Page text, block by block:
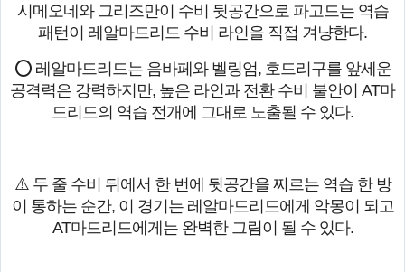
시메오네와 그리즈만이 수비 뒷공간으로 파고드는 역습
패턴이 레알마드리드 수비 라인을 직접 겨냥한다.
⭕ 레알마드리드는 음바페와 벨링엄, 호드리구를 앞세운
공격력은 강력하지만, 높은 라인과 전환 수비 불안이 AT마
드리드의 역습 전개에 그대로 노출될 수 있다.
⚠️ 두 줄 수비 뒤에서 한 번에 뒷공간을 찌르는 역습 한 방
이 통하는 순간, 이 경기는 레알마드리드에게 악몽이 되고
AT마드리드에게는 완벽한 그림이 될 수 있다.